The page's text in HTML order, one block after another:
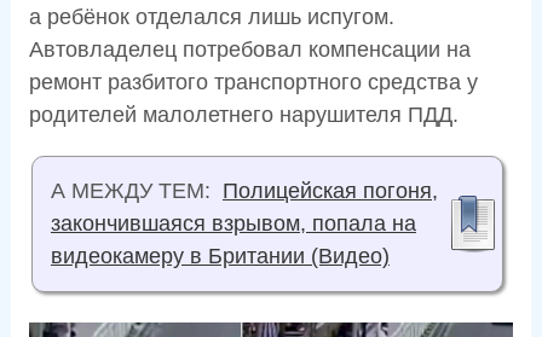
а ребёнок отделался лишь испугом.
Автовладелец потребовал компенсации на
ремонт разбитого транспортного средства у
родителей малолетнего нарушителя ПДД.
А МЕЖДУ ТЕМ: Полицейская погоня,
закончившаяся взрывом, попала на
видеокамеру в Британии (Видео)